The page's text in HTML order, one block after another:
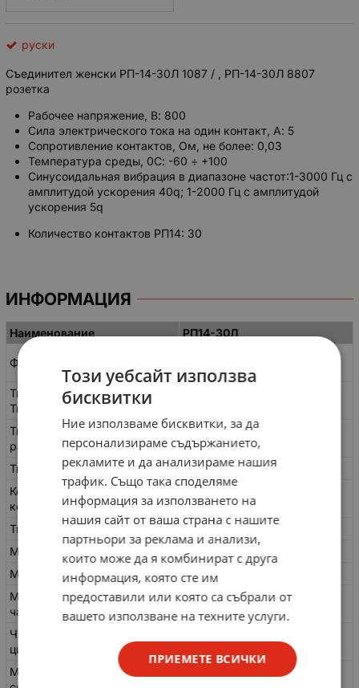
руски
Съединител женски РП-14-30Л 1087 / , РП-14-30Л 8807
розетка
Рабочее напряжение, В: 800
Сила электрического тока на один контакт, А: 5
Сопротивление контактов, Ом, не более: 0,03
Температура среды, 0С: -60 ÷ +100
Синусоидальная вибрация в диапазоне частот:1-3000 Гц с
амплитудой ускорения 40q; 1-2000 Гц с амплитудой
ускорения 5q
Количество контактов РП14: 30
ИНФОРМАЦИЯ
Наименование РП14-30Л
Функциональная группа
прямоугольный
Типономинал
Типоконструкция
Типоразмер корпуса/номер
разработки
14
Тип контакта
ножевой
Количество выводов или
контактов, шт
30
Тип кожуха или патрубка
без кожуха
Метод сочленения
Врубной
Метод монтажа
Пайка
Минимальная наработка
часов
5000
Число коммутационных
циклов/сочленений
1000
Минимальный срок
12
Този уебсайт използва
бисквитки
Ние използваме бисквитки, за да
персонализираме съдържанието,
рекламите и да анализираме нашия
трафик. Също така споделяме
информация за използването на
нашия сайт от ваша страна с нашите
партньори за реклама и анализи,
които може да я комбинират с друга
информация, която сте им
предоставили или която са събрали от
вашето използване на техните услуги.
ПРИЕМЕТЕ ВСИЧКИ